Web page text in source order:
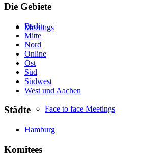
Meetings
Face to face Meetings
Die Gebiete
Berlin
Mitte
Nord
Online
Ost
Süd
Südwest
West und Aachen
Städte
Hamburg
Komitees